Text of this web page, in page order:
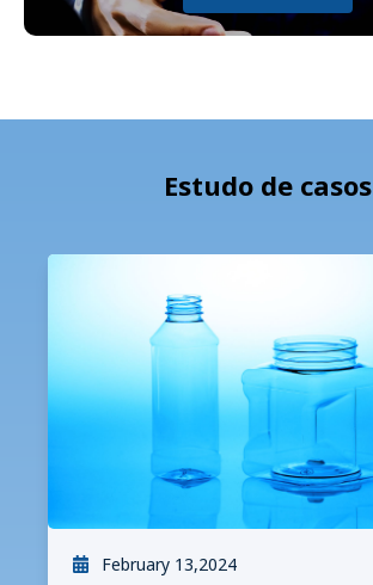
Estudo de casos
February 13,2024